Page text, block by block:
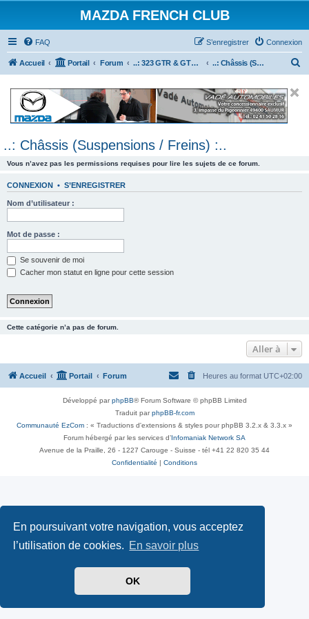
En poursuivant votre navigation, vous acceptez
l’utilisation de cookies. En savoir plus
OK
MAZDA FRENCH CLUB
FAQ Connexion
S’enregistrer
Accueil Portail Forum ..: 323 GTR & GTX :.. ..: Châssis (Suspensions / Freins) :..
e
..: Châssis (Suspensions / Freins) :..
Vous n’avez pas les permissions requises pour lire les sujets de ce forum.
CONNEXION • S’ENREGISTRER
Nom d’utilisateur :
Mot de passe :
Se souvenir de moi
Cacher mon statut en ligne pour cette session
Cette catégorie n’a pas de forum.
Aller à
Accueil Portail Forum Heures au format UTC+02:00
Développé parphpBB® Forum Software © phpBB Limited
Traduit parphpBB-fr.com
Communauté EzCom : « Traductions d'extensions & styles pour phpBB 3.2.x & 3.3.x »
Forum hébergé par les services d’ Infomaniak Network SA
Avenue de la Praille, 26 - 1227 Carouge - Suisse - tél +41 22 820 35 44
Confidentialité
Conditions